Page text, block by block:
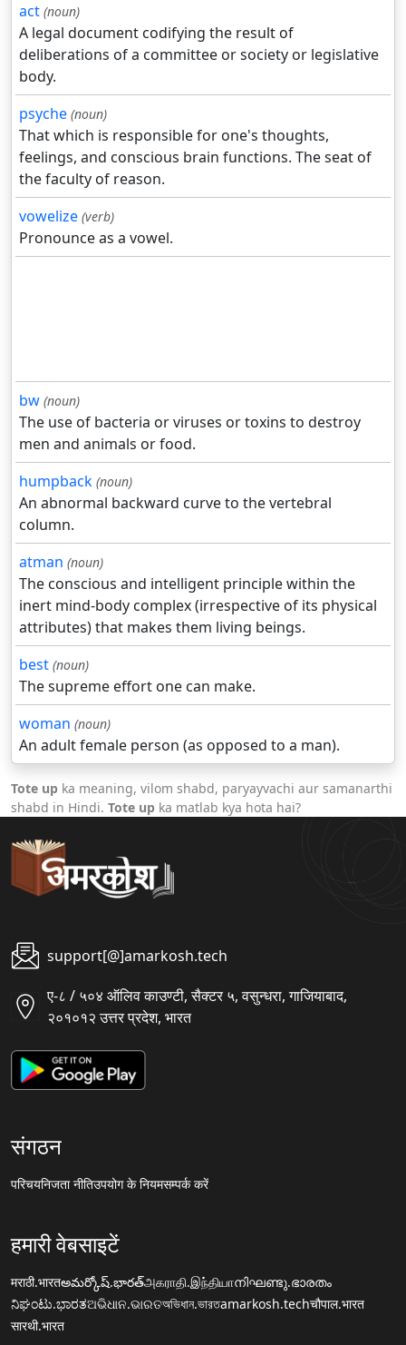
act (noun)
A legal document codifying the result of
deliberations of a committee or society or legislative
body.
psyche (noun)
That which is responsible for one's thoughts,
feelings, and conscious brain functions. The seat of
the faculty of reason.
vowelize (verb)
Pronounce as a vowel.
bw (noun)
The use of bacteria or viruses or toxins to destroy
men and animals or food.
humpback (noun)
An abnormal backward curve to the vertebral
column.
atman (noun)
The conscious and intelligent principle within the
inert mind-body complex (irrespective of its physical
attributes) that makes them living beings.
best (noun)
The supreme effort one can make.
woman (noun)
An adult female person (as opposed to a man).
Tote up ka meaning, vilom shabd, paryayvachi aur samanarthi
shabd in Hindi. Tote up ka matlab kya hota hai?
support[@]amarkosh.tech
ए-८ / ५०४ ऑलिव काउण्टी, सैक्टर ५, वसुन्धरा, गाजियाबाद,
२०१०१२ उत्तर प्रदेश, भारत
संगठन
परिचयनिजता नीतिउपयोग के नियमसम्पर्क करें
हमारी वेबसाइटें
मराठी.भारतఅమర్కోష్.భారత్அகராதி.இந்தியாനിഘണ്ടു.ഭാരതം
ನಿಘಂಟು.ಭಾರತଅଭିଧାନ.ଭାରତঅভিধান.ভারতamarkosh.techचौपाल.भारत
सारथी.भारत